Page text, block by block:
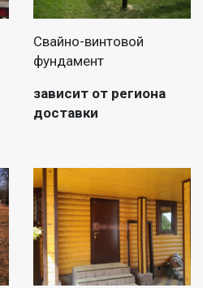
Свайно-винтовой
фундамент
зависит от региона
доставки